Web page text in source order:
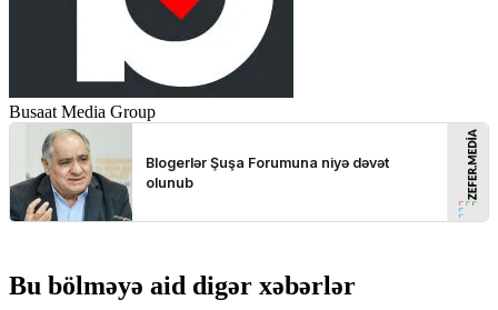
Busaat Media Group
Bu bölməyə aid digər xəbərlər